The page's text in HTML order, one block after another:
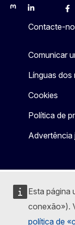
Esta página
conexão»).
política de
MastodonLinkedInBluesky
Contacte-
Comunicar
Línguas
Cookies
Política de
Advertência